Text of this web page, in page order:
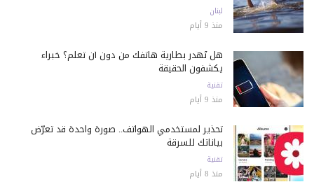
لبنان
منذ 9 أيام
هل تُهدر بطارية هاتفك من دون أن تعلم؟ خبراء
يكشفون الحقيقة
تقنية
منذ 9 أيام
تحذير لمستخدمي الهواتف.. صورة واحدة قد تعرّض
بياناتك للسرقة
تقنية
منذ 8 أيام